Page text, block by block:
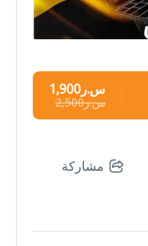
س.ر1,900
س.ر2,500
مشاركة